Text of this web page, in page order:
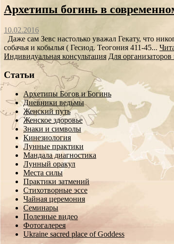
Архетипы богинь в
10.02.2016
Даже сам Зевс настолько уважал Гекату, что
собачья и кобылья ( Гесиод. Теогония 411-45...
Индивидуальная консультация Для организаторов
Статьи
Архетипы Богов и Богинь
Дневники ведьмы
Женский путь
Женское здоровье
Знаки и символы
Кинезиология
Лунные практики
Мандала диагностика
Лунный оракул
Места силы
Практики затмений
Стихотворные эссе
Чайная церемония
Семинары
Полезные видео
Фотогалерея
Ukraine sacred place of Goddess